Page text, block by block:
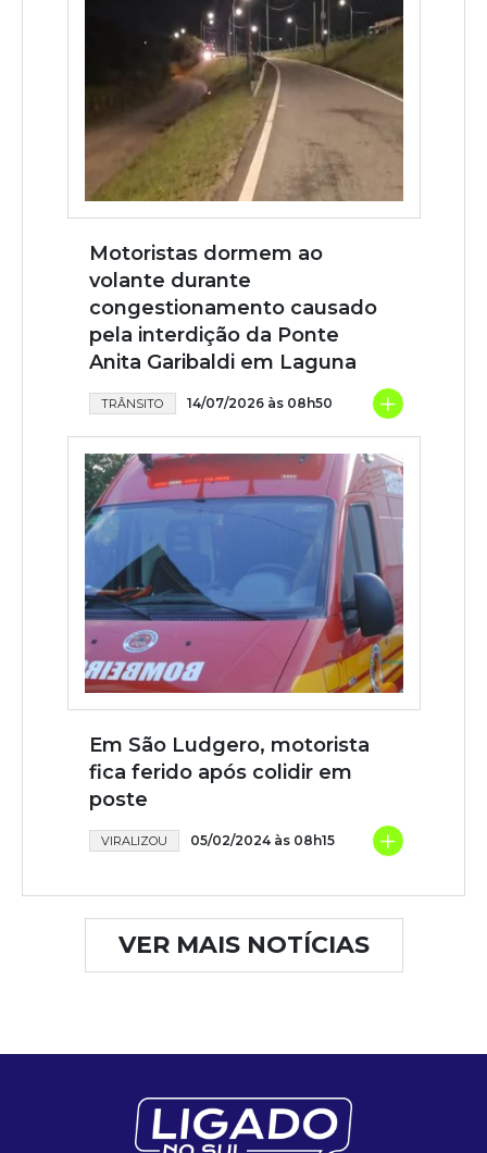
Motoristas dormem ao
volante durante
congestionamento causado
pela interdição da Ponte
Anita Garibaldi em Laguna
TRÂNSITO 14/07/2026 às 08h50 +
Em São Ludgero, motorista
fica ferido após colidir em
poste
VIRALIZOU 05/02/2024 às 08h15 +
VER MAIS NOTÍCIAS